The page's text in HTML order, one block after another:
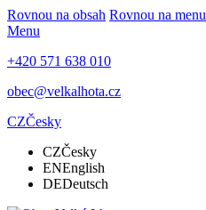
Rovnou na obsah Rovnou na menu
Menu
+420 571 638 010
obec@velkalhota.cz
CZČesky
CZČesky
ENEnglish
DEDeutsch